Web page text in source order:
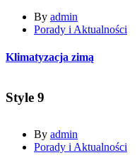
By admin
Porady i Aktualności
Klimatyzacja zimą
Style 9
By admin
Porady i Aktualności